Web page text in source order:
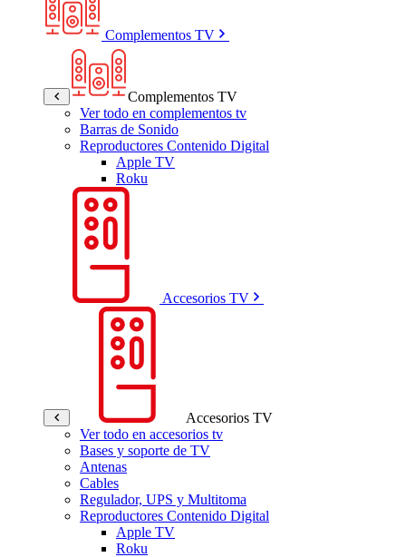
Complementos TV
Complementos TV
Ver todo en complementos tv
Barras de Sonido
Reproductores Contenido Digital
Apple TV
Roku
Accesorios TV
Accesorios TV
Ver todo en accesorios tv
Bases y soporte de TV
Antenas
Cables
Regulador, UPS y Multitoma
Reproductores Contenido Digital
Apple TV
Roku